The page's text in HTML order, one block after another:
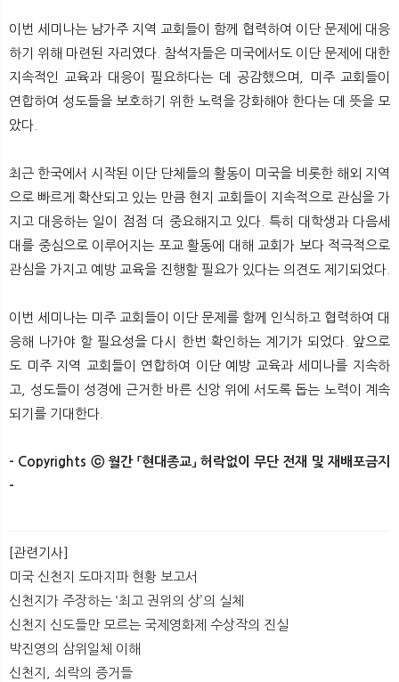
이번 세미나는 남가주 지역 교회들이 함께 협력하여 이단 문제에 대응
하기 위해 마련된 자리였다. 참석자들은 미국에서도 이단 문제에 대한
지속적인 교육과 대응이 필요하다는 데 공감했으며, 미주 교회들이
연합하여 성도들을 보호하기 위한 노력을 강화해야 한다는 데 뜻을 모
았다.
최근 한국에서 시작된 이단 단체들의 활동이 미국을 비롯한 해외 지역
으로 빠르게 확산되고 있는 만큼 현지 교회들이 지속적으로 관심을 가
지고 대응하는 일이 점점 더 중요해지고 있다. 특히 대학생과 다음세
대를 중심으로 이루어지는 포교 활동에 대해 교회가 보다 적극적으로
관심을 가지고 예방 교육을 진행할 필요가 있다는 의견도 제기되었다.
이번 세미나는 미주 교회들이 이단 문제를 함께 인식하고 협력하여 대
응해 나가야 할 필요성을 다시 한번 확인하는 계기가 되었다. 앞으로
도 미주 지역 교회들이 연합하여 이단 예방 교육과 세미나를 지속하
고, 성도들이 성경에 근거한 바른 신앙 위에 서도록 돕는 노력이 계속
되기를 기대한다.
- Copyrights ⓒ 월간 「현대종교」 허락없이 무단 전재 및 재배포금지
-​​
[관련기사]
미국 신천지 도마지파 현황 보고서
신천지가 주장하는 ‘최고 권위의 상’의 실체
신천지 신도들만 모르는 국제영화제 수상작의 진실
박진영의 삼위일체 이해
신천지, 쇠락의 증거들